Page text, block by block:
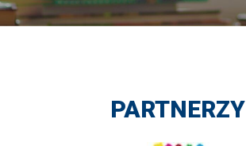
PARTNERZY